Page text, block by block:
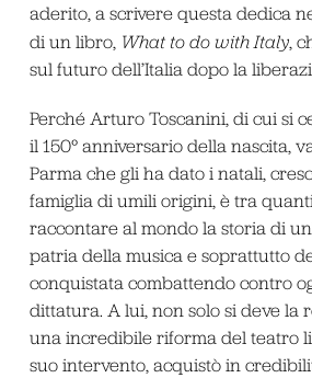
aderito, a scrivere questa dedica
di un libro, What to do with Italy,
sul futuro dell’Italia dopo la
Perché Arturo Toscanini, di cui si
il 150° anniversario della nascita,
Parma che gli ha dato i natali,
famiglia di umili origini, è tra
raccontare al mondo la storia di
patria della musica e soprattutto
conquistata combattendo contro
dittatura. A lui, non solo si deve la
una incredibile riforma del teatro
suo intervento, acquistò in